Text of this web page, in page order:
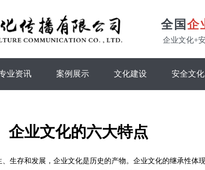
全国 企
企业文化+
业资讯 案例展示 文化建设 安全文化
企业文化的六大特点
生存和发展，企业文化是历史的产物。企业文化的继承性体